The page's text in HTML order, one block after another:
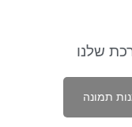
שלנו​
תמונה